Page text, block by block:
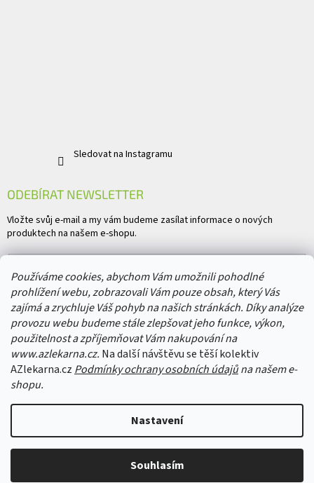
Používáme cookies, abychom Vám umožnili pohodlné
prohlížení webu, zobrazovali Vám pouze obsah, který Vás
zajímá a zrychluje Váš pohyb na našich stránkách. Díky analýze
provozu webu budeme stále zlepšovat jeho funkce, výkon,
použitelnost a zpříjemňovat Vám nakupování na
www.azlekarna.cz. Na další návštěvu se těší kolektiv
AZlekarna.cz Podmínky ochrany osobních údajůna našem e-
shopu.
Nastavení
Souhlasím
Sledovat na Instagramu
ODEBÍRAT NEWSLETTER
Vložte svůj e-mail a my vám budeme zasílat informace o nových
produktech na našem e-shopu.
Vložením e-mailu souhlasíte spodmínkami ochrany osobních údajů
PŘIHLÁSIT SE
Vytvořil Shoptet &
. Všechna práva vyhrazena.
cookies